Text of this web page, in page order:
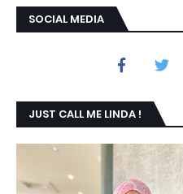
SOCIAL MEDIA
JUST CALL ME LINDA !